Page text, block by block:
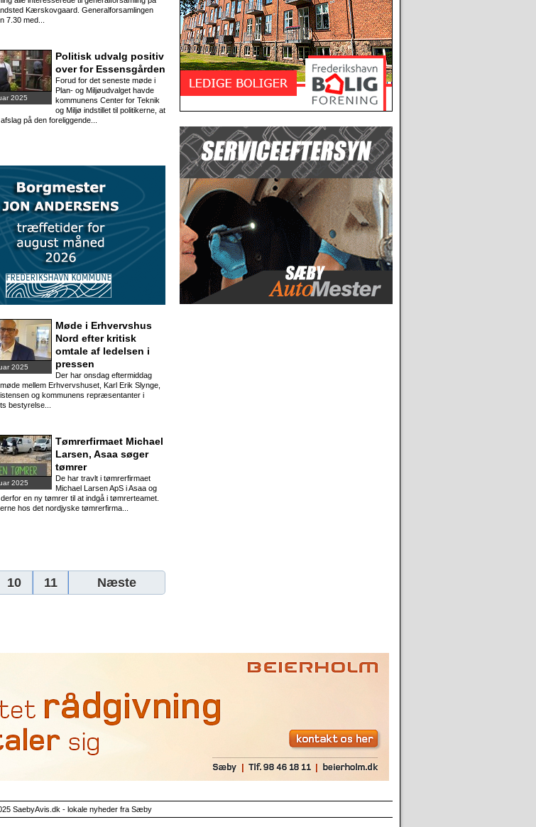
Kærskovgaard. Generalforsamlingen
7.30 med...
2025
Politisk udvalg positiv
over for Essensgården
Forud for det seneste møde i
Plan- og Miljøudvalget havde
kommunens Center for Teknik
og Miljø indstillet til politikerne, at
på den foreliggende...
2025
Møde i Erhvervshus
Nord efter kritisk
omtale af ledelsen i
pressen
Der har onsdag eftermiddag
mellem Erhvervshuset, Karl Erik Slynge,
og kommunens repræsentanter i
bestyrelse...
2025
Tømrerfirmaet Michael
Larsen, Asaa søger
tømrer
De har travlt i tømrerfirmaet
Michael Larsen ApS i Asaa og
en ny tømrer til at indgå i tømrerteamet.
hos det nordjyske tømrerfirma...
10 11 Næste
SaebyAvis.dk - lokale nyheder fra Sæby